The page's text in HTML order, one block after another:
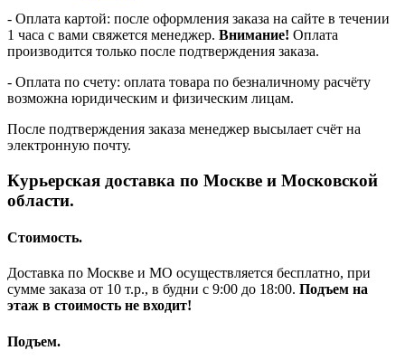
- Оплата картой: после оформления заказа на сайте в течении
1 часа с вами свяжется менеджер. Внимание! Оплата
производится только после подтверждения заказа.
- Оплата по счету: оплата товара по безналичному расчёту
возможна юридическим и физическим лицам.
После подтверждения заказа менеджер высылает счёт на
электронную почту.
Курьерская доставка по Москве и Московской
области.
Стоимость.
Доставка по Москве и МО осуществляется бесплатно, при
сумме заказа от 10 т.р., в будни с 9:00 до 18:00. Подъем на
этаж в стоимость не входит!
Подъем.